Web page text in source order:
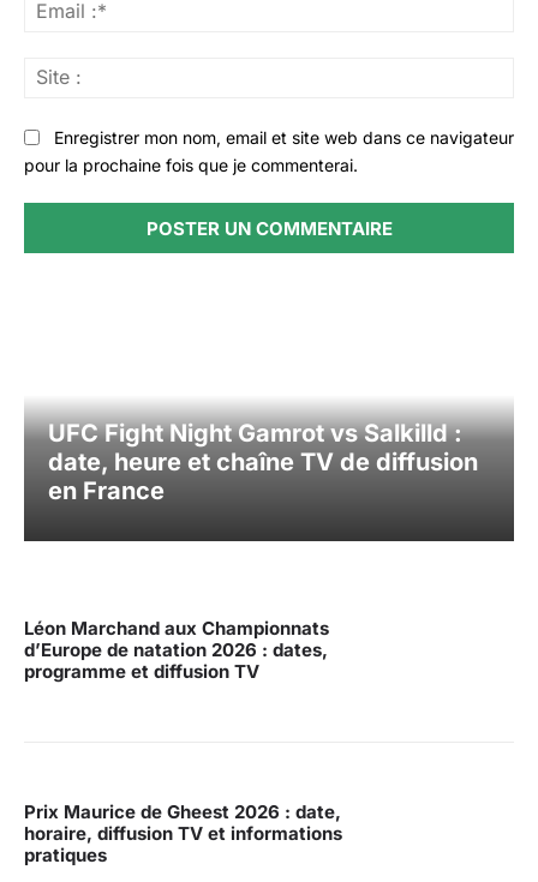
Enregistrer mon nom, email et site web dans ce navigateur
pour la prochaine fois que je commenterai.
UFC Fight Night Gamrot vs Salkilld :
date, heure et chaîne TV de diffusion
en France
Léon Marchand aux Championnats
d’Europe de natation 2026 : dates,
programme et diffusion TV
Prix Maurice de Gheest 2026 : date,
horaire, diffusion TV et informations
pratiques